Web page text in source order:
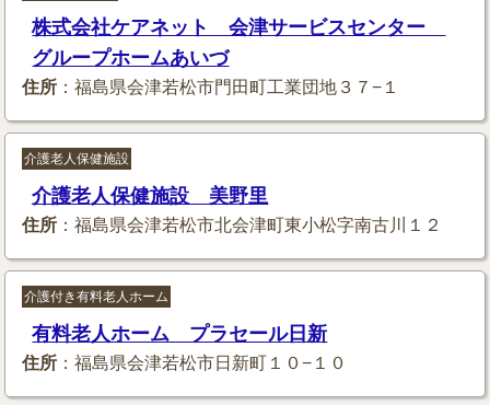
株式会社ケアネット 会津サービスセンター
グループホームあいづ
住所 ：福島県会津若松市門田町工業団地３７−１
介護老人保健施設
介護老人保健施設 美野里
住所 ：福島県会津若松市北会津町東小松字南古川１２
介護付き有料老人ホーム
有料老人ホーム プラセール日新
住所 ：福島県会津若松市日新町１０−１０